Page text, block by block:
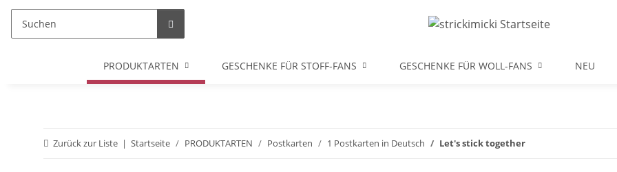
PRODUKTARTEN GESCHENKE FÜR STOFF-FANS GESCHENKE FÜR WOLL-FANS NEU
Zurück zur Liste Startseite PRODUKTARTEN Postkarten 1 Postkarten in Deutsch Let's stick together